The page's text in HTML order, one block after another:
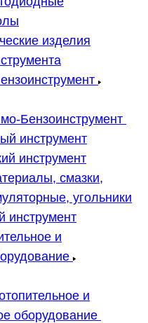
изделия
Бензоинструмент
инструмент
инструмент
смазки,
угольники
инструмент
и
и
оборудование